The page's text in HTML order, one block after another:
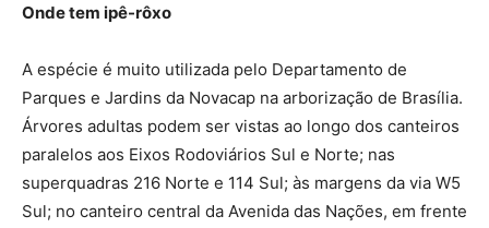
Onde tem ipê-rôxo
A espécie é muito utilizada pelo Departamento de
Parques e Jardins da Novacap na arborização de Brasília.
Árvores adultas podem ser vistas ao longo dos canteiros
paralelos aos Eixos Rodoviários Sul e Norte; nas
superquadras 216 Norte e 114 Sul; às margens da via W5
Sul; no canteiro central da Avenida das Nações, em frente